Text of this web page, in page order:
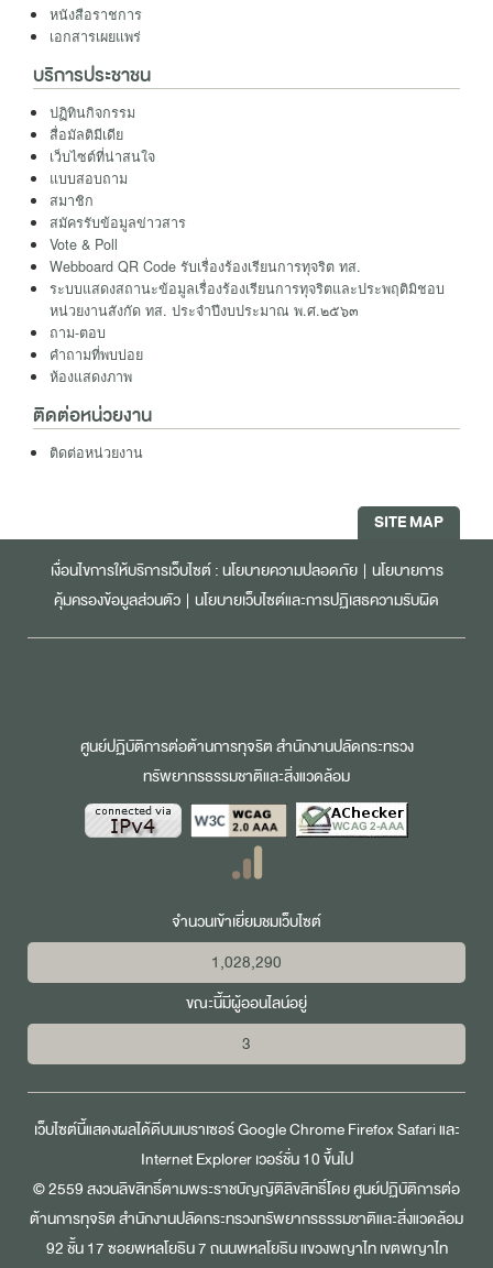
หนังสือราชการ
เอกสารเผยแพร่
บริการประชาชน
ปฏิทินกิจกรรม
สื่อมัลติมีเดีย
เว็บไซต์ที่น่าสนใจ
แบบสอบถาม
สมาชิก
สมัครรับข้อมูลข่าวสาร
Vote & Poll
Webboard QR Code รับเรื่องร้องเรียนการทุจริต ทส.
ระบบแสดงสถานะข้อมูลเรื่องร้องเรียนการทุจริตและประพฤติมิชอบ
หน่วยงานสังกัด ทส. ประจำปีงบประมาณ พ.ศ.๒๕๖๓
ถาม-ตอบ
คำถามที่พบบ่อย
ห้องแสดงภาพ
ติดต่อหน่วยงาน
ติดต่อหน่วยงาน
SITE MAP
เงื่อนไขการให้บริการเว็บไซต์ :นโยบายความปลอดภัย| นโยบายการ
คุ้มครองข้อมูลส่วนตัว | นโยบายเว็บไซต์และการปฏิเสธความรับผิด
ศูนย์ปฏิบัติการต่อต้านการทุจริต สำนักงานปลัดกระทรวง
ทรัพยากรธรรมชาติและสิ่งแวดล้อม
จำนวนเข้าเยี่ยมชมเว็บไซต์
1,028,290
ขณะนี้มีผู้ออนไลน์อยู่
3
เว็บไซต์นี้แสดงผลได้ดีบนเบราเซอร์Google ChromeFirefoxSafariและ
Internet Explorerเวอร์ชั่น 10 ขึ้นไป
© 2559 สงวนลิขสิทธิ์ตามพระราชบัญญัติลิขสิทธิ์โดย ศูนย์ปฏิบัติการต่อ
ต้านการทุจริต สำนักงานปลัดกระทรวงทรัพยากรธรรมชาติและสิ่งแวดล้อม
92 ชั้น 17 ซอยพหลโยธิน 7 ถนนพหลโยธิน แขวงพญาไท เขตพญาไท